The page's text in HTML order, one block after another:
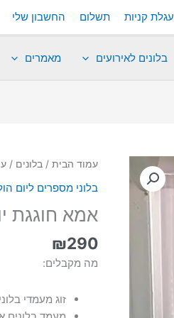
עגלת קניות תשלום החשבון שלי
בלונים לאירועים מאמרים
עמוד הבית / בלונים /
בלוני מספרים ליום
אמא חוגגת
₪290
מה מקבלים:
זוג מעמדי